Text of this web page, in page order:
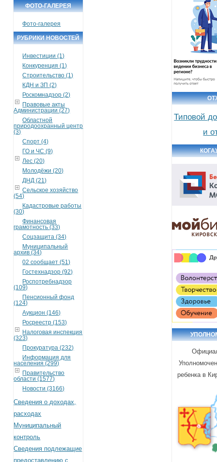
ФОТО-ГАЛЕРЕЯ
Фото-галерея
РУБРИКИ НОВОСТЕЙ
Инвестиции (1)
Конкуренция (1)
Строительство (1)
КДН и ЗП (2)
Роскомнадзор (2)
Правовые акты
Администрации (27)
Областной
природоохранный центр
(3)
Спорт (4)
ГО и ЧС (9)
Лес (20)
Молодёжи (20)
ДНД (21)
Сельское хозяйство
(54)
Кадастровые работы
(30)
Финансовая
грамотность (33)
Соцзащита (34)
Муниципальный
архив (34)
02 сообщает (51)
Гостехнадзор (92)
Роспотребнадзор
(109)
Пенсионный фонд
(124)
Аукцион (146)
Росреестр (153)
Налоговая инспекция
(323)
Прокуратура (232)
Информация для
населения (299)
Правительство
области (1577)
Новости (3166)
Сведения о доходах,
расходах
Муниципальный
контроль
Сведения подлежащие
предоставлению с
Типовой
и
ребенка в